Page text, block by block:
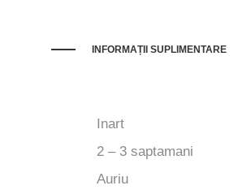
INFORMAȚII SUPLIMENTARE
Inart
2 – 3 saptamani
Auriu